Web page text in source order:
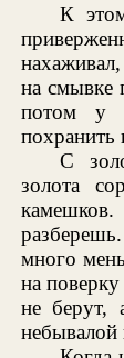
К
на смывке
потом у
похранить
С
золота
много
на
не берут,
небывалой